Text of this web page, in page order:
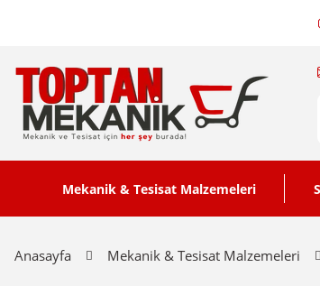
Mekanik & Tesisat Malzemeleri
Anasayfa Mekanik & Tesisat Malzemeleri